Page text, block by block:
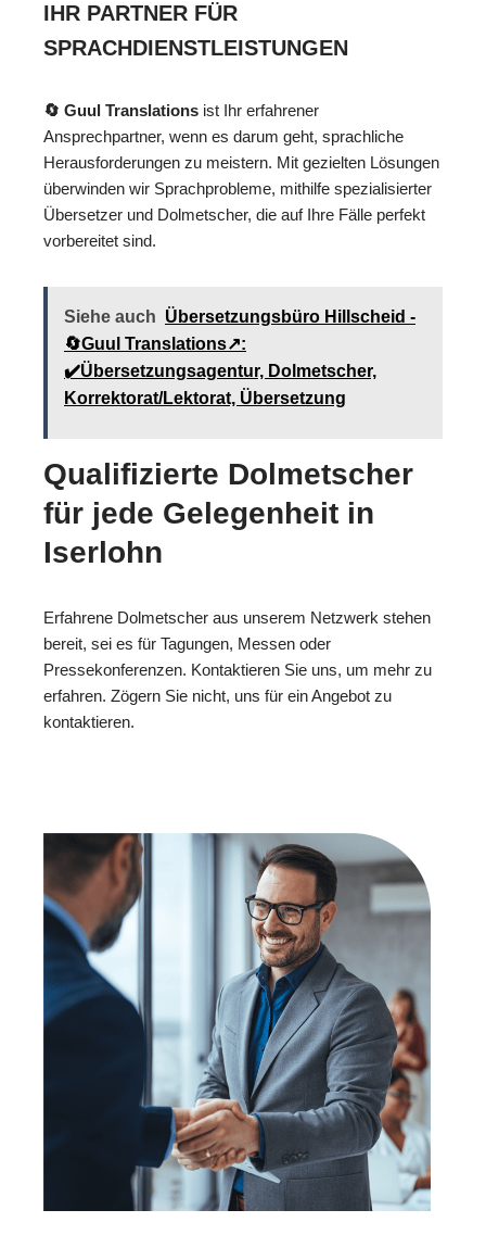
IHR PARTNER FÜR
SPRACHDIENSTLEISTUNGEN
🔄 Guul Translations ist Ihr erfahrener
Ansprechpartner, wenn es darum geht, sprachliche
Herausforderungen zu meistern. Mit gezielten Lösungen
überwinden wir Sprachprobleme, mithilfe spezialisierter
Übersetzer und Dolmetscher, die auf Ihre Fälle perfekt
vorbereitet sind.
Siehe auch Übersetzungsbüro Hillscheid -
🔄Guul Translations↗️:
✔️Übersetzungsagentur, Dolmetscher,
Korrektorat/Lektorat, Übersetzung
Qualifizierte Dolmetscher
für jede Gelegenheit in
Iserlohn
Erfahrene Dolmetscher aus unserem Netzwerk stehen
bereit, sei es für Tagungen, Messen oder
Pressekonferenzen. Kontaktieren Sie uns, um mehr zu
erfahren. Zögern Sie nicht, uns für ein Angebot zu
kontaktieren.